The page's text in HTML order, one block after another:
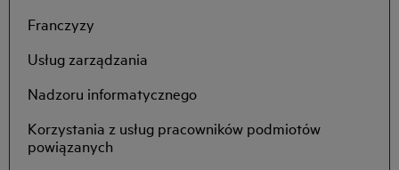
Franczyzy
Usług zarządzania
Nadzoru informatycznego
Korzystania z usług pracowników podmiotów
powiązanych